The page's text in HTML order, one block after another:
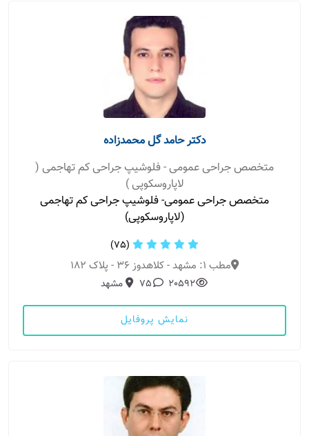
دکتر حامد گل محمدزاده
متخصص جراحی عمومی - فلوشیپ جراحی کم تهاجمی (
لاپاروسکوپی )
متخصص جراحی عمومی- فلوشیپ جراحی کم تهاجمی
(لاپاروسکوپی)
(75)
مطب 1: مشهد - کلاهدوز 36 - پلاک 182
20592
75 مشهد
نمایش پروفایل